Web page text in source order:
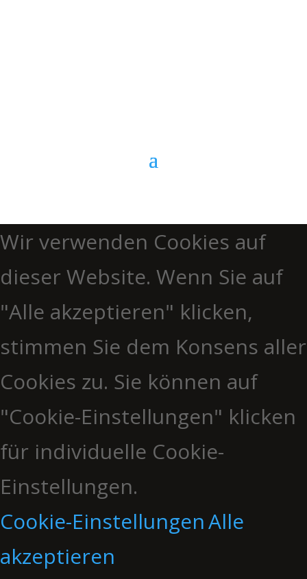
Wir verwenden Cookies auf
dieser Website. Wenn Sie auf
"Alle akzeptieren" klicken,
stimmen Sie dem Konsens aller
Cookies zu. Sie können auf
"Cookie-Einstellungen" klicken
für individuelle Cookie-
Einstellungen.
Cookie-EinstellungenAlle
akzeptieren